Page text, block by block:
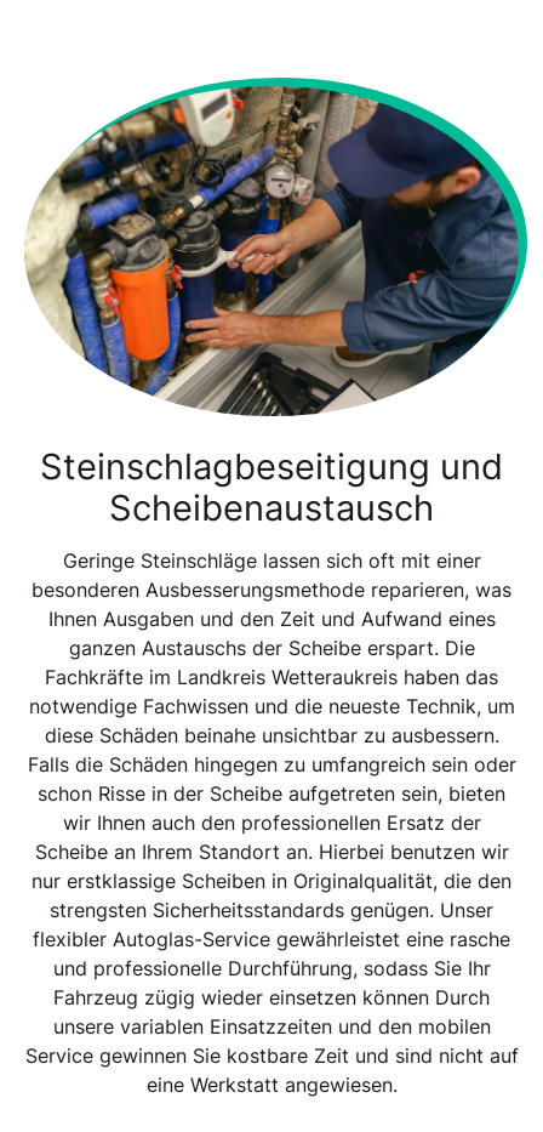
Steinschlagbeseitigung und
Scheibenaustausch
Geringe Steinschläge lassen sich oft mit einer
besonderen Ausbesserungsmethode reparieren, was
Ihnen Ausgaben und den Zeit und Aufwand eines
ganzen Austauschs der Scheibe erspart. Die
Fachkräfte im Landkreis Wetteraukreis haben das
notwendige Fachwissen und die neueste Technik, um
diese Schäden beinahe unsichtbar zu ausbessern.
Falls die Schäden hingegen zu umfangreich sein oder
schon Risse in der Scheibe aufgetreten sein, bieten
wir Ihnen auch den professionellen Ersatz der
Scheibe an Ihrem Standort an. Hierbei benutzen wir
nur erstklassige Scheiben in Originalqualität, die den
strengsten Sicherheitsstandards genügen. Unser
flexibler Autoglas-Service gewährleistet eine rasche
und professionelle Durchführung, sodass Sie Ihr
Fahrzeug zügig wieder einsetzen können Durch
unsere variablen Einsatzzeiten und den mobilen
Service gewinnen Sie kostbare Zeit und sind nicht auf
eine Werkstatt angewiesen.